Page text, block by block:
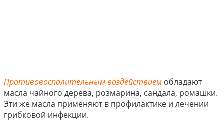
Противовоспалительным воздействием обладают
масла чайного дерева, розмарина, сандала, ромашки.
Эти же масла применяют в профилактике и лечении
грибковой инфекции.